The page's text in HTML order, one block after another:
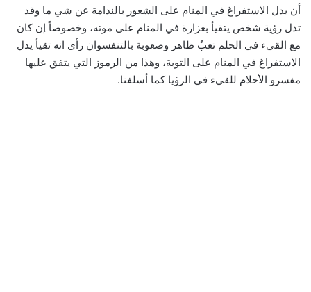
أن يدل الاستفراغ في المنام على الشعور بالندامة عن شي ما وقد
تدل رؤية شخص يتقيأ بغزارة في المنام على موته، وخصوصاً إن كان
مع القيء في الحلم تعبٌ ظاهر وصعوبة بالتنفسوان رأى انه تقيأ يدل
الاستفراغ في المنام على التوبة، وهذا من الرموز التي يتفق عليها
مفسرو الأحلام للقيء في الرؤيا كما أسلفنا.